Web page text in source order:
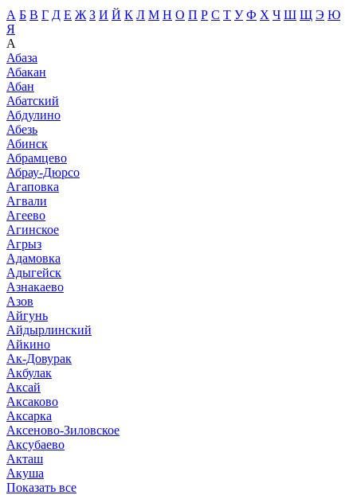
А Б В Г Д Е Ж З И Й К Л М Н О П Р С Т У Ф Х Ч Ш Щ Э Ю
Я
А
Абаза
Абакан
Абан
Абатский
Абдулино
Абезь
Абинск
Абрамцево
Абрау-Дюрсо
Агаповка
Агвали
Агеево
Агинское
Агрыз
Адамовка
Адыгейск
Азнакаево
Азов
Айгунь
Айдырлинский
Айкино
Ак-Довурак
Акбулак
Аксай
Аксаково
Аксарка
Аксеново-Зиловское
Аксубаево
Акташ
Акуша
Показать все